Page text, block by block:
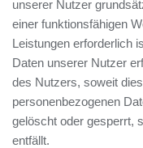
unserer Nutzer
einer funktionsfähigen
Leistungen erforderlich
Daten unserer Nutzer
des Nutzers, soweit
personenbezogenen
gelöscht oder gesperrt,
entfällt.